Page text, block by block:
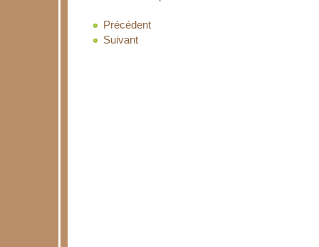
Précédent
Suivant